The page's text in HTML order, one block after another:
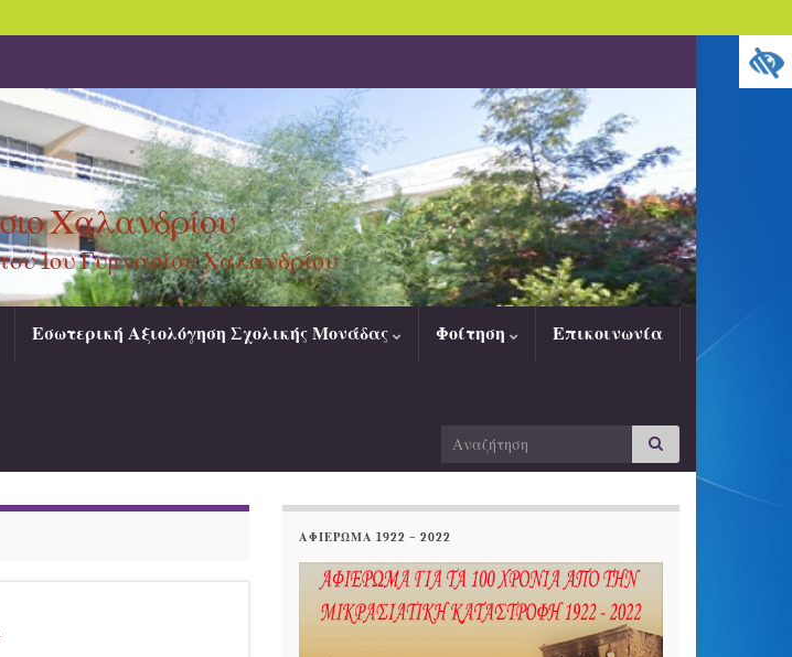
Χαλανδρίου
1ου Γυμνασίου Χαλανδρίου
Εσωτερική Αξιολόγηση Σχολικής Μονάδας Φοίτηση Επικοινωνία
for:
ΑΦΙΕΡΩΜΑ 1922 – 2022